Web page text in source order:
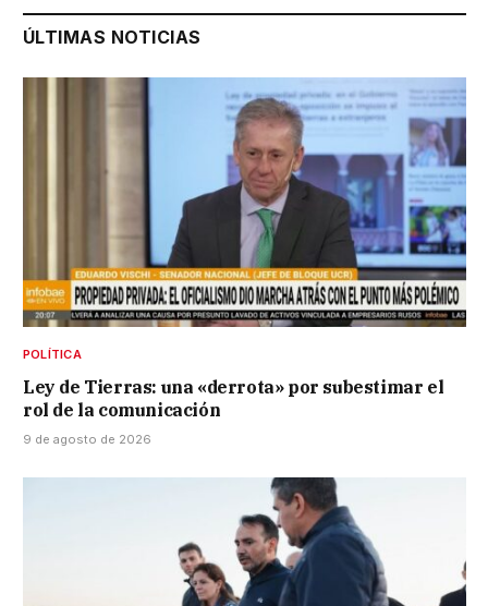
ÚLTIMAS NOTICIAS
POLÍTICA
Ley de Tierras: una «derrota» por subestimar el
rol de la comunicación
9 de agosto de 2026